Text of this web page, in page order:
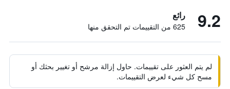
9.2 رائع
625 من التقييمات تم التحقق منها
لم يتم العثور على تقييمات. حاول إزالة مرشح أو تغيير بحثك أو
مسح كل شيء لعرض التقييمات.